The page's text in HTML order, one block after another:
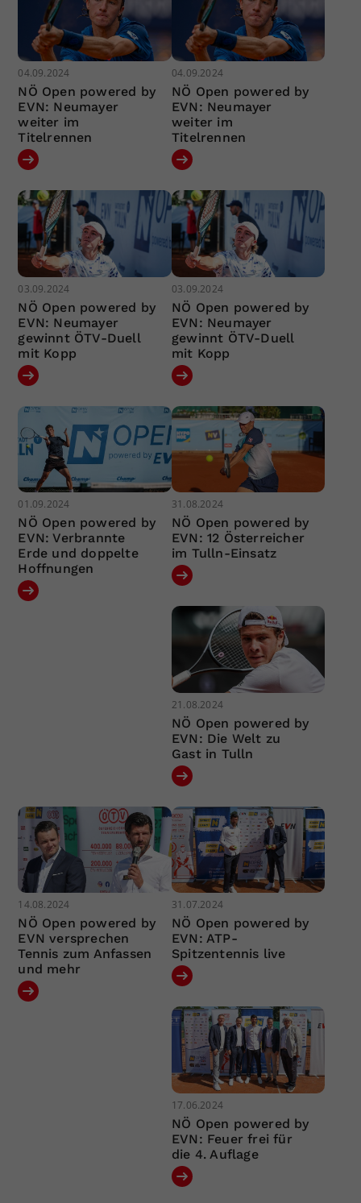
04.09.2024
NÖ Open powered by
EVN: Neumayer
weiter im
Titelrennen
04.09.2024
NÖ Open powered by
EVN: Neumayer
weiter im
Titelrennen
03.09.2024
NÖ Open powered by
EVN: Neumayer
gewinnt ÖTV-Duell
mit Kopp
03.09.2024
NÖ Open powered by
EVN: Neumayer
gewinnt ÖTV-Duell
mit Kopp
01.09.2024
NÖ Open powered by
EVN: Verbrannte
Erde und doppelte
Hoffnungen
31.08.2024
NÖ Open powered by
EVN: 12 Österreicher
im Tulln-Einsatz
21.08.2024
NÖ Open powered by
EVN: Die Welt zu
Gast in Tulln
14.08.2024
NÖ Open powered by
EVN versprechen
Tennis zum Anfassen
und mehr
31.07.2024
NÖ Open powered by
EVN: ATP-
Spitzentennis live
17.06.2024
NÖ Open powered by
EVN: Feuer frei für
die 4. Auflage